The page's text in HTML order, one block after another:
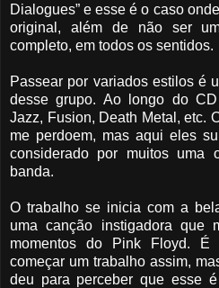
Dialogues” e esse é o caso
original, além de não ser
completo, em todos os sentidos.
Passear por variados estilos é
desse grupo. Ao longo do
Jazz, Fusion, Death Metal, etc.
me perdoem, mas aqui eles
considerado por muitos uma
banda.
O trabalho se inicia com a
uma canção instigadora que
momentos do Pink Floyd. É
começar um trabalho assim,
deu para perceber que esse